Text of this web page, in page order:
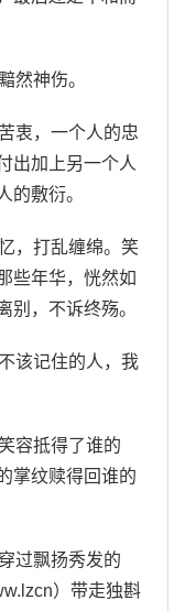
然神伤。
衷，一个人的忠
出加上另一个人
的敷衍。
，打乱缠绵。笑
些年华，恍然如
别，不诉终殇。
该记住的人，我
容抵得了谁的
掌纹赎得回谁的
过飘扬秀发的
）带走独斟